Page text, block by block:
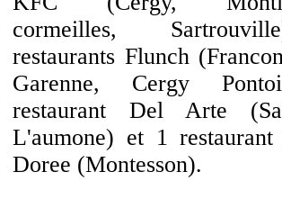
cormeilles,
restaurants Flunch
Garenne, Cergy
restaurant Del Arte
L'aumone) et 1 restaurant
Doree (Montesson).